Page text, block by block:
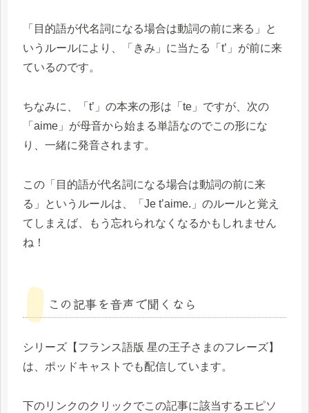
「目的語が代名詞になる場合は動詞の前に来る」と
いうルールにより、「きみ」に当たる「t’」が前に来
ているのです。
ちなみに、「t’」の本来の形は「te」ですが、次の
「aime」が母音から始まる単語なのでこの形にな
り、一緒に発音されます。
この「目的語が代名詞になる場合は動詞の前に来
る」というルールは、「Je t’aime.」のルールと覚え
てしまえば、もう忘れられなくなるかもしれません
ね！
この記事を音声で聞くなら
シリーズ【フランス語版 星の王子さまのフレーズ】
は、ポッドキャストでも配信しています。
下のリンクのクリックでこの記事に該当するエピソ